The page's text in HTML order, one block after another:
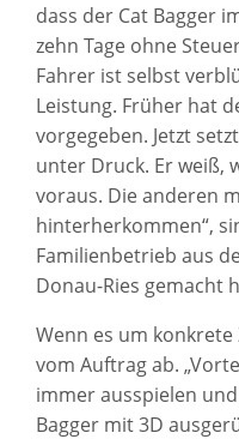
dass der Cat Bagger
zehn Tage ohne
Fahrer ist selbst
Leistung. Früher hat
vorgegeben. Jetzt
unter Druck. Er weiß,
voraus. Die anderen
hinterherkommen“,
Familienbetrieb aus
Donau-Ries gemacht
Wenn es um
vom Auftrag ab.
immer ausspielen
Bagger mit 3D